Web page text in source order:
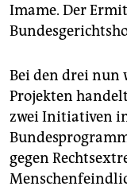
Imame. Der
Bei den drei nun
Projekten
zwei Initiativen
gegen